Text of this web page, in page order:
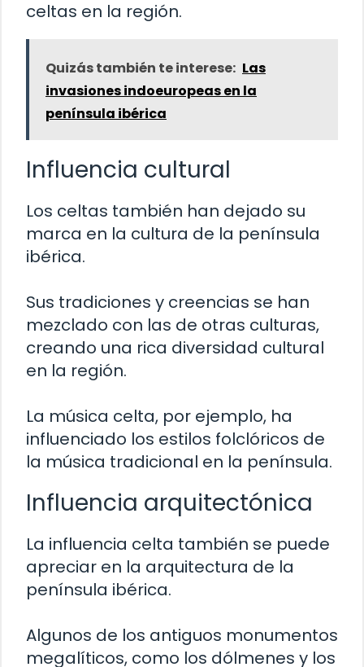
celtas en la región.
Quizás también te interese: Las
invasiones indoeuropeas en la
península ibérica
Influencia cultural
Los celtas también han dejado su
marca en la cultura de la península
ibérica.
Sus tradiciones y creencias se han
mezclado con las de otras culturas,
creando una rica diversidad cultural
en la región.
La música celta, por ejemplo, ha
influenciado los estilos folclóricos de
la música tradicional en la península.
Influencia arquitectónica
La influencia celta también se puede
apreciar en la arquitectura de la
península ibérica.
Algunos de los antiguos monumentos
megalíticos, como los dólmenes y los